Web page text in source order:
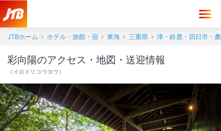
JTBホーム ホテル・旅館・宿 東海 三重県 津・鈴鹿・四日市・
彩向陽のアクセス・地図・送迎情報
（ イロドリコウヨウ ）